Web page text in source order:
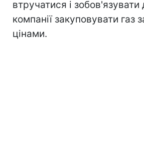
втручатися і
компанії закуповувати газ
цінами.